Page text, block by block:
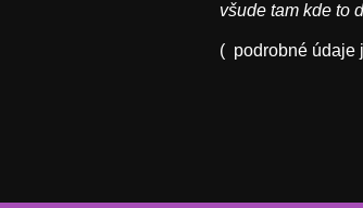
všude tam kde to
( podrobné údaje